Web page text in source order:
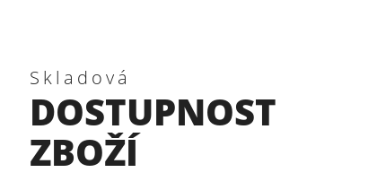
Skladová
DOSTUPNOST
ZBOŽÍ